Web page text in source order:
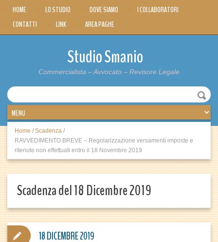
HOME LO STUDIO DOVE SIAMO
I COLLABORATORI
CONTATTI
LINK AREA PAGHE
Studio Smanio
Commercialista – Avvocato – Revisore Legale
Home / Scadenza /
RAVVEDIMENTO BREVE – Regolarizzazione versamenti imposte e
ritenute non effettuati entro il 18 Novembre 2019
Scadenza del 18 Dicembre 2019
18 DICEMBRE 2019